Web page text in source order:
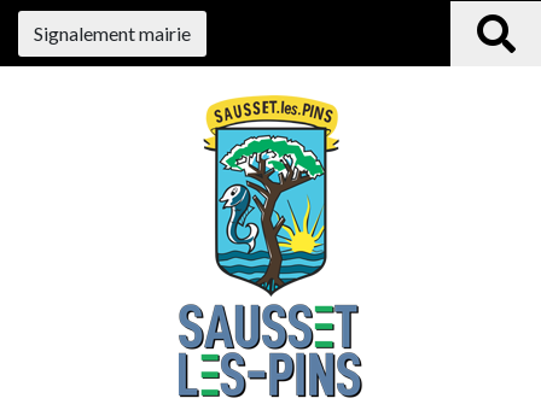
Signalement mairie